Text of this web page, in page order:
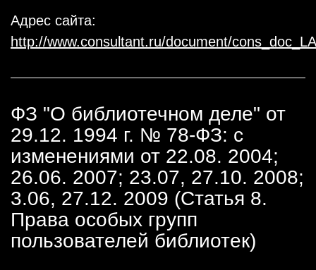
Адрес сайта:
http://www.consultant.ru/document/
ФЗ "О библиотечном деле" от
29.12. 1994 г. № 78-ФЗ: с
изменениями от 22.08. 2004;
26.06. 2007; 23.07, 27.10. 2008;
3.06, 27.12. 2009 (Статья 8.
Права особых групп
пользователей библиотек)